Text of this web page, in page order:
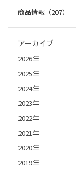
商品情報（207）
アーカイブ
2026年
2025年
2024年
2023年
2022年
2021年
2020年
2019年